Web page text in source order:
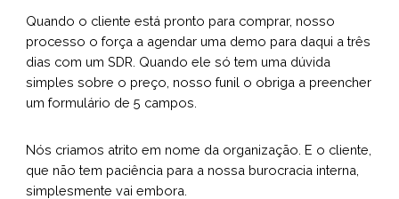
Quando o cliente está pronto para comprar, nosso
processo o força a agendar uma demo para daqui a três
dias com um SDR. Quando ele só tem uma dúvida
simples sobre o preço, nosso funil o obriga a preencher
um formulário de 5 campos.
Nós criamos atrito em nome da organização. E o cliente,
que não tem paciência para a nossa burocracia interna,
simplesmente vai embora.